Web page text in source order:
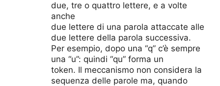
due, tre o quattro lettere, e a volte
anche
due lettere di una parola attaccate alle
due lettere della parola successiva.
Per esempio, dopo una “q” c’è sempre
una “u”: quindi “qu” forma un
token. Il meccanismo non considera la
sequenza delle parole ma, quando